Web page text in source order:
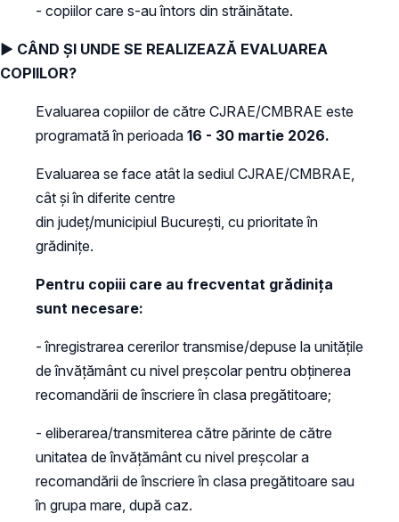
- copiilor care s-au întors din străinătate.
► CÂND ȘI UNDE SE REALIZEAZĂ EVALUAREA
COPIILOR?
Evaluarea copiilor de către CJRAE/CMBRAE este
programată în perioada 16 - 30 martie 2026.
Evaluarea se face atât la sediul CJRAE/CMBRAE,
cât şi în diferite centre
din judeţ/municipiul Bucureşti, cu prioritate în
grădiniţe.
Pentru copiii care au frecventat grădinița
sunt necesare:
- înregistrarea cererilor transmise/depuse la unitățile
de învățământ cu nivel preșcolar pentru obținerea
recomandării de înscriere în clasa pregătitoare;
- eliberarea/transmiterea către părinte de către
unitatea de învățământ cu nivel preșcolar a
recomandării de înscriere în clasa pregătitoare sau
în grupa mare, după caz.